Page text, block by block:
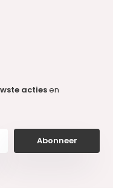
actiesen
Abonneer